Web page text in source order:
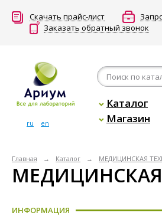
Скачать прайс-лист
Заказать обратный звонок
ru en
Каталог
Магазин
Главная Каталог МЕДИЦИНСКАЯ
ИНФОРМАЦИЯ